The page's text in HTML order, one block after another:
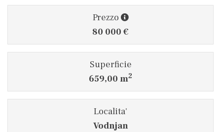
Prezzo
80 000 €
Superficie
659,00 m2
Localita'
Vodnjan